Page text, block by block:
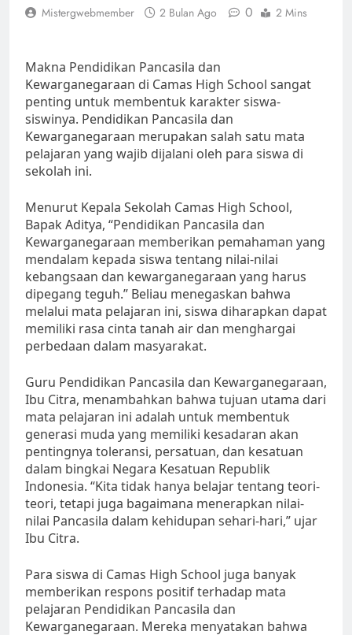
Mistergwebmember 2 Bulan Ago 0 2 Mins
Makna Pendidikan Pancasila dan
Kewarganegaraan di Camas High School sangat
penting untuk membentuk karakter siswa-
siswinya. Pendidikan Pancasila dan
Kewarganegaraan merupakan salah satu mata
pelajaran yang wajib dijalani oleh para siswa di
sekolah ini.
Menurut Kepala Sekolah Camas High School,
Bapak Aditya, “Pendidikan Pancasila dan
Kewarganegaraan memberikan pemahaman yang
mendalam kepada siswa tentang nilai-nilai
kebangsaan dan kewarganegaraan yang harus
dipegang teguh.” Beliau menegaskan bahwa
melalui mata pelajaran ini, siswa diharapkan dapat
memiliki rasa cinta tanah air dan menghargai
perbedaan dalam masyarakat.
Guru Pendidikan Pancasila dan Kewarganegaraan,
Ibu Citra, menambahkan bahwa tujuan utama dari
mata pelajaran ini adalah untuk membentuk
generasi muda yang memiliki kesadaran akan
pentingnya toleransi, persatuan, dan kesatuan
dalam bingkai Negara Kesatuan Republik
Indonesia. “Kita tidak hanya belajar tentang teori-
teori, tetapi juga bagaimana menerapkan nilai-
nilai Pancasila dalam kehidupan sehari-hari,” ujar
Ibu Citra.
Para siswa di Camas High School juga banyak
memberikan respons positif terhadap mata
pelajaran Pendidikan Pancasila dan
Kewarganegaraan. Mereka menyatakan bahwa